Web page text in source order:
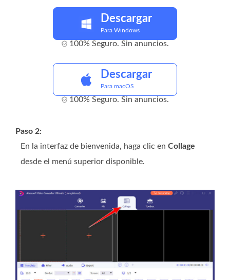
Descargar
Para Windows
100% Seguro. Sin anuncios.
Descargar
Para macOS
100% Seguro. Sin anuncios.
Paso 2:
En la interfaz de bienvenida, haga clic en Collage
desde el menú superior disponible.